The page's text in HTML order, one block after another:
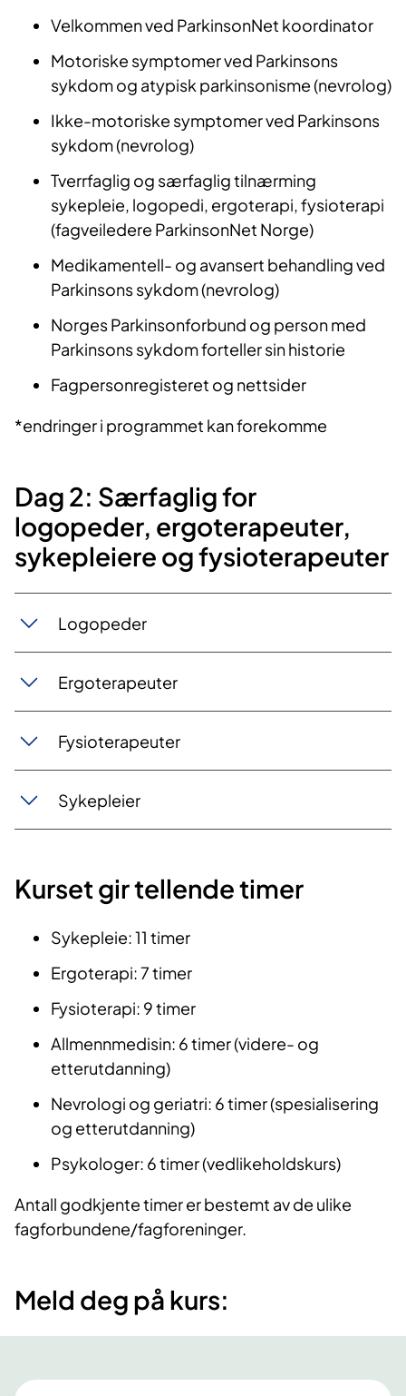
Velkommen ved ParkinsonNet koordinator
Motoriske symptomer ved Parkinsons
sykdom og atypisk parkinsonisme (nevrolog)
Ikke-motoriske symptomer ved Parkinsons
sykdom (nevrolog)
Tverrfaglig og særfaglig tilnærming
sykepleie, logopedi, ergoterapi, fysioterapi
(fagveiledere ParkinsonNet Norge)
Medikamentell- og avansert behandling ved
Parkinsons sykdom (nevrolog)
Norges Parkinsonforbund og person med
Parkinsons sykdom forteller sin historie
Fagpersonregisteret og nettsider
*endringer i programmet kan forekomme
Dag 2: Særfaglig for
logopeder, ergoterapeuter,
sykepleiere og fysioterapeuter
Logopeder
Ergoterapeuter
Fysioterapeuter
Sykepleier
Kurset gir tellende timer
Sykepleie: 11 timer
Ergoterapi: 7 timer
Fysioterapi: 9 timer
Allmennmedisin: 6 timer (videre- og
etterutdanning)
Nevrologi og geriatri: 6 timer (spesialisering
og etterutdanning)
Psykologer: 6 timer (vedlikeholdskurs)
Antall godkjente timer er bestemt av de ulike
fagforbundene/fagforeninger.
Meld deg på kurs: